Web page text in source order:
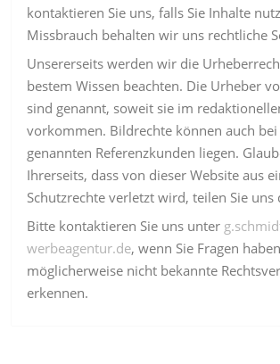
kontaktieren Sie uns, falls Sie Inhalte
Missbrauch behalten wir uns rechtliche
Unsererseits werden wir die
bestem Wissen beachten. Die Urheber
sind genannt, soweit sie im
vorkommen. Bildrechte können auch bei
genannten Referenzkunden liegen.
Ihrerseits, dass von dieser Website aus
Schutzrechte verletzt wird, teilen Sie uns
Bitte kontaktieren Sie uns unter
werbeagentur.de, wenn Sie Fragen
möglicherweise nicht bekannte
erkennen.